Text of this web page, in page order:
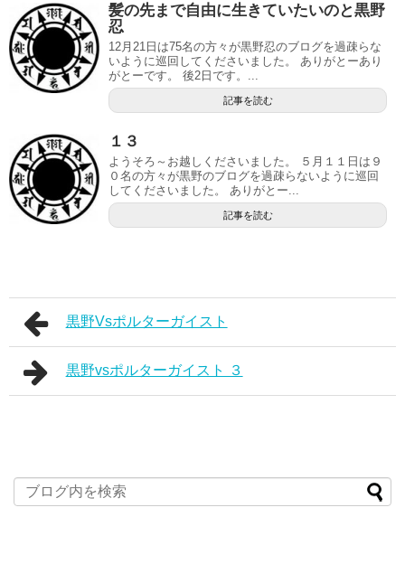
髪の先まで自由に生きていたいのと黒野
忍
12月21日は75名の方々が黒野忍のブログを過疎らな
いように巡回してくださいました。 ありがとーあり
がとーです。 後2日です。...
記事を読む
１３
ようそろ～お越しくださいました。 ５月１１日は９
０名の方々が黒野のブログを過疎らないように巡回
してくださいました。 ありがとー...
記事を読む
黒野Vsポルターガイスト
黒野vsポルターガイスト ３